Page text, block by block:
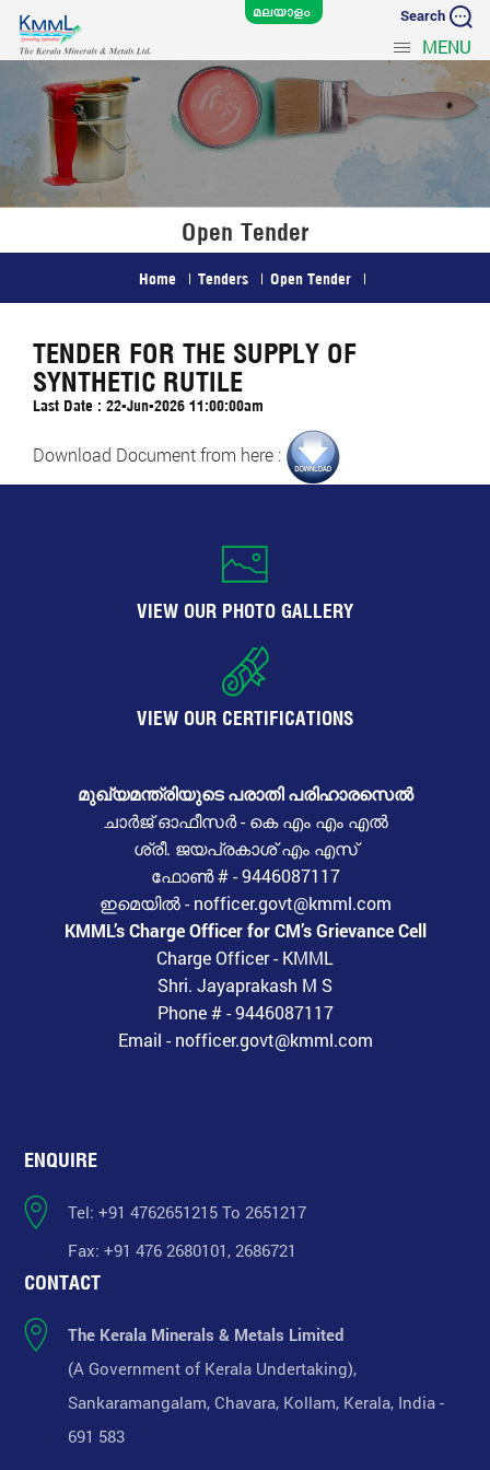
Search
MENU
Open Tender
Home Tenders Open Tender
TENDER FOR THE SUPPLY OF
SYNTHETIC RUTILE
Last Date : 22-Jun-2026 11:00:00am
Download Document from here :
VIEW OUR PHOTO GALLERY
VIEW OUR CERTIFICATIONS
മുഖ്യമന്ത്രിയുടെ പരാതി പരിഹാരസെൽ
ചാർജ് ഓഫീസർ - കെ എം എം എൽ
ശ്രീ. ജയപ്രകാശ് എം എസ്
ഫോൺ # - 9446087117
ഇമെയിൽ - nofficer.govt@kmml.com
KMML’s Charge Officer for CM’s Grievance Cell
Charge Officer - KMML
Shri. Jayaprakash M S
Phone # - 9446087117
Email - nofficer.govt@kmml.com
ENQUIRE
Tel: +91 4762651215 To 2651217
Fax: +91 476 2680101, 2686721
CONTACT
The Kerala Minerals & Metals Limited
(A Government of Kerala Undertaking),
Sankaramangalam, Chavara, Kollam, Kerala, India -
691 583